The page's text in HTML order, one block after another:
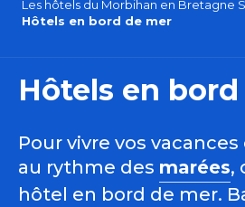
Les hôtels du Morbihan en Bretagne
Hôtels en bord de mer
Hôtels en
Pour vivre vos
au rythme des marées,
hôtel en bord de mer.